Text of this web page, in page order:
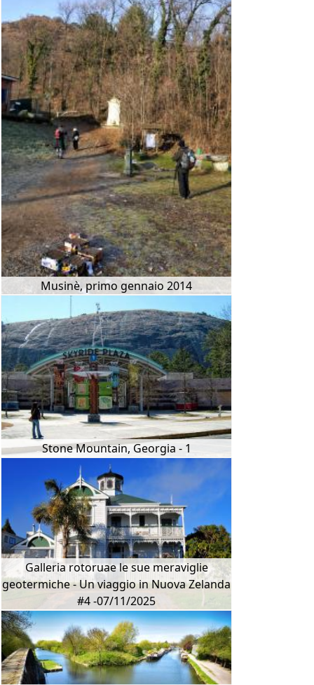
Musinè, primo gennaio 2014
Stone Mountain, Georgia - 1
Galleria rotoruae le sue meraviglie
geotermiche - Un viaggio in Nuova Zelanda
#4 -07/11/2025